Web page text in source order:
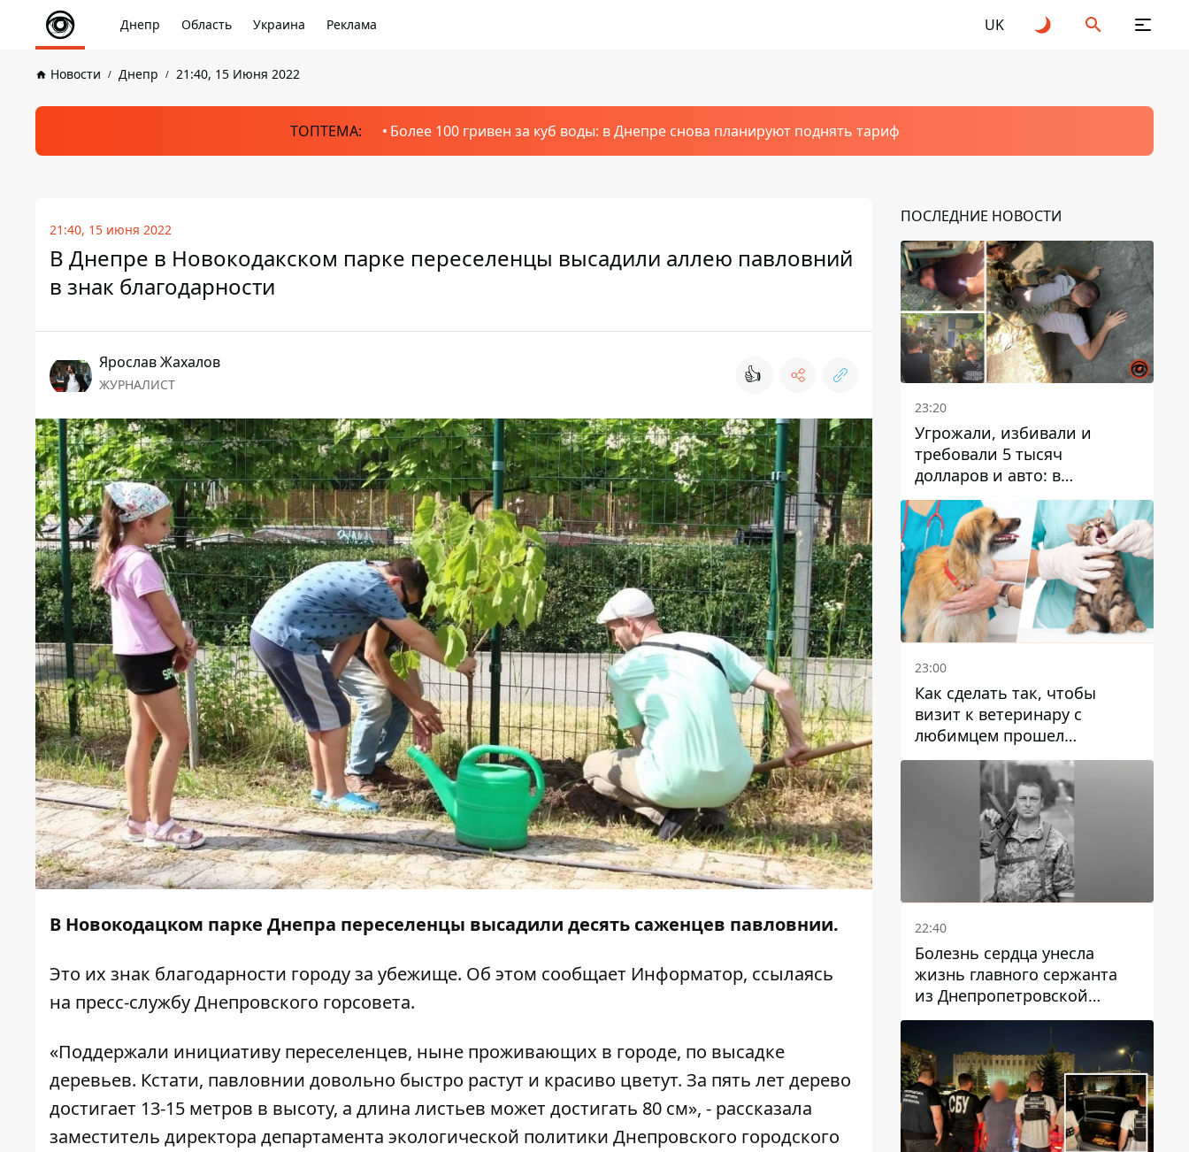
Днепр Область Украина Реклама UK
Новости Днепр 21:40, 15 Июня 2022
ТОПТЕМА: Более 100 гривен за куб воды: в Днепре снова планируют поднять тариф
21:40, 15 июня 2022
В Днепре в Новокодакском парке переселенцы высадили аллею павловний
в знак благодарности
Ярослав Жахалов
ЖУРНАЛИСТ 👍
В Новокодацком парке Днепра переселенцы высадили десять саженцев павловнии.
Это их знак благодарности городу за убежище. Об этом сообщает Информатор, ссылаясь
на пресс-службу Днепровского горсовета.
«Поддержали инициативу переселенцев, ныне проживающих в городе, по высадке
деревьев. Кстати, павловнии довольно быстро растут и красиво цветут. За пять лет дерево
достигает 13-15 метров в высоту, а длина листьев может достигать 80 см», - рассказала
заместитель директора департамента экологической политики Днепровского городского
ПОСЛЕДНИЕ НОВОСТИ
23:20
Угрожали, избивали и
требовали 5 тысяч
долларов и авто: в
Павлограде задержали двух
мужчин
23:00
Как сделать так, чтобы
визит к ветеринару с
любимцем прошел
спокойно: простые советы
22:40
Болезнь сердца унесла
жизнь главного сержанта
из Днепропетровской
области Юрия Свистуна